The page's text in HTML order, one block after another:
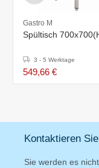
Gastro M
Spültisch
3 - 5 Werktage
549,66 €
Kontaktieren
Sie werden es